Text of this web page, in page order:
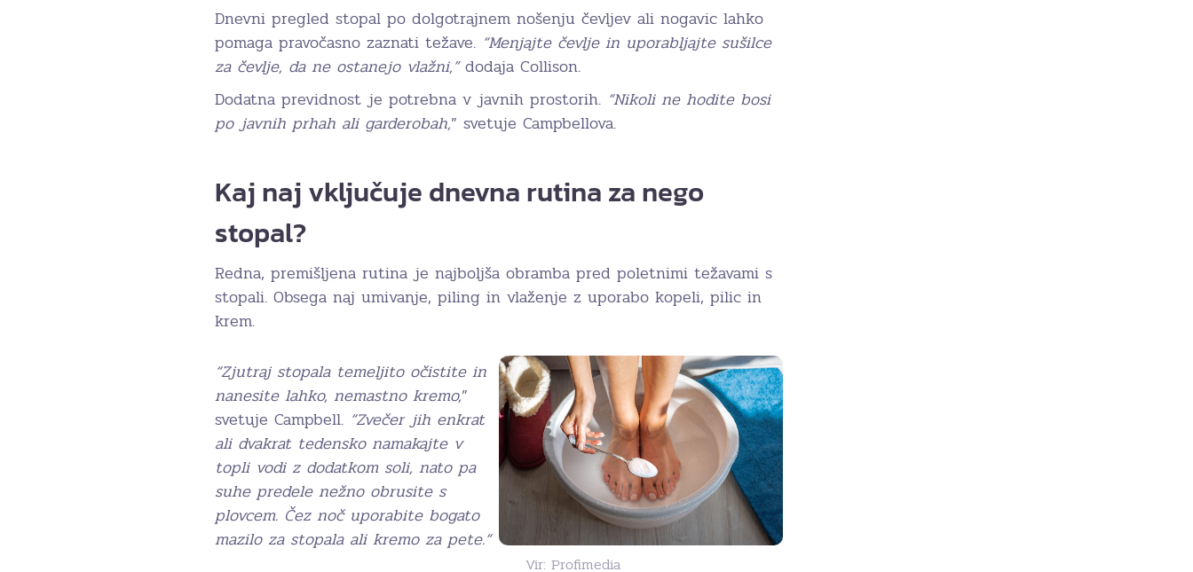
Dnevni pregled stopal po dolgotrajnem nošenju čevljev ali nogavic lahko
pomaga pravočasno zaznati težave. “Menjajte čevlje in uporabljajte sušilce
za čevlje, da ne ostanejo vlažni,”dodaja Collison.
Dodatna previdnost je potrebna v javnih prostorih. “Nikoli ne hodite bosi
po javnih prhah ali garderobah,” svetuje Campbellova.
Kaj naj vključuje dnevna rutina za nego
stopal?
Redna, premišljena rutina je najboljša obramba pred poletnimi težavami s
stopali. Obsega naj umivanje, piling in vlaženje z uporabo kopeli, pilic in
krem.
“Zjutraj stopala temeljito očistite in
nanesite lahko, nemastno kremo,”
svetuje Campbell. “Zvečer jih enkrat
ali dvakrat tedensko namakajte v
topli vodi z dodatkom soli, nato pa
suhe predele nežno obrusite s
plovcem. Čez noč uporabite bogato
mazilo za stopala ali kremo za pete.“
Vir: Profimedia